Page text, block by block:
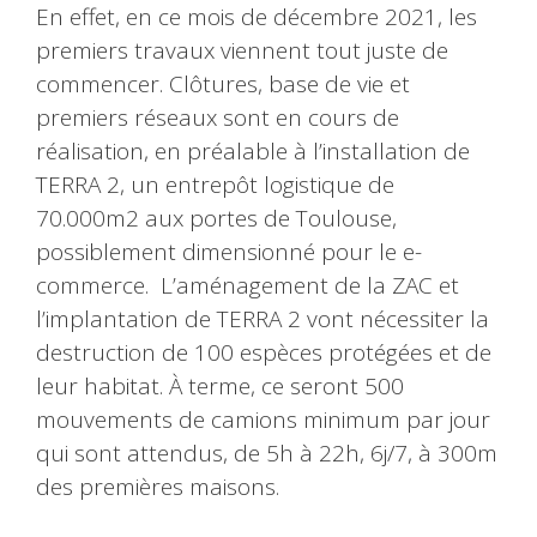
En effet, en ce mois de décembre 2021, les
premiers travaux viennent tout juste de
commencer. Clôtures, base de vie et
premiers réseaux sont en cours de
réalisation, en préalable à l’installation de
TERRA 2, un entrepôt logistique de
70.000m2 aux portes de Toulouse,
possiblement dimensionné pour le e-
commerce. L’aménagement de la ZAC et
l’implantation de TERRA 2 vont nécessiter la
destruction de 100 espèces protégées et de
leur habitat. À terme, ce seront 500
mouvements de camions minimum par jour
qui sont attendus, de 5h à 22h, 6j/7, à 300m
des premières maisons.